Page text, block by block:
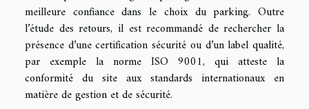
meilleure confiance dans le choix du parking. Outre
l’étude des retours, il est recommandé de rechercher la
présence d’une certification sécurité ou d’un label qualité,
par exemple la norme ISO 9001, qui atteste la
conformité du site aux standards internationaux en
matière de gestion et de sécurité.